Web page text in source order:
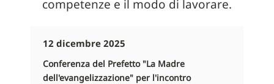
competenze e il modo di lavorare.
12 dicembre 2025
Conferenza del Prefetto "La Madre
dell'evangelizzazione" per l'incontro